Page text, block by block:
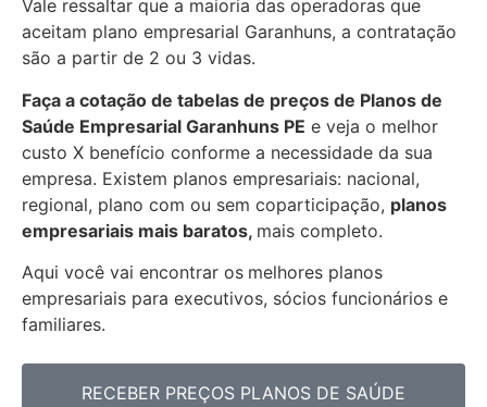
Vale ressaltar que a maioria das operadoras que
aceitam plano empresarial Garanhuns, a contratação
são a partir de 2 ou 3 vidas.
Faça a cotação de tabelas de preços de Planos de
Saúde Empresarial Garanhuns PE e veja o melhor
custo X benefício conforme a necessidade da sua
empresa. Existem planos empresariais: nacional,
regional, plano com ou sem coparticipação, planos
empresariais mais baratos, mais completo.
Aqui você vai encontrar os melhores planos
empresariais para executivos, sócios funcionários e
familiares.
RECEBER PREÇOS PLANOS DE SAÚDE